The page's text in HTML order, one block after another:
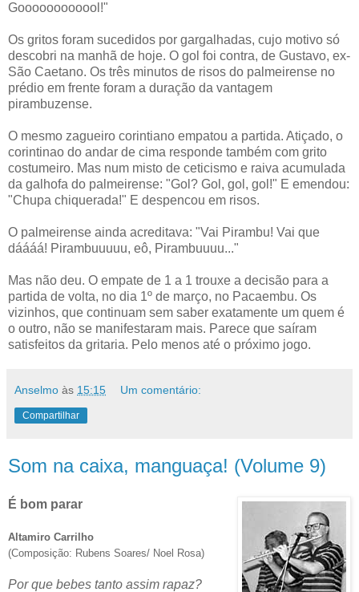
Goooooooooool!"
Os gritos foram sucedidos por gargalhadas, cujo motivo só
descobri na manhã de hoje. O gol foi contra, de Gustavo, ex-
São Caetano. Os três minutos de risos do palmeirense no
prédio em frente foram a duração da vantagem
pirambuzense.
O mesmo zagueiro corintiano empatou a partida. Atiçado, o
corintinao do andar de cima responde também com grito
costumeiro. Mas num misto de ceticismo e raiva acumulada
da galhofa do palmeirense: "Gol? Gol, gol, gol!" E emendou:
"Chupa chiquerada!" E despencou em risos.
O palmeirense ainda acreditava: "Vai Pirambu! Vai que
dáááá! Pirambuuuuu, eô, Pirambuuuu..."
Mas não deu. O empate de 1 a 1 trouxe a decisão para a
partida de volta, no dia 1º de março, no Pacaembu. Os
vizinhos, que continuam sem saber exatamente um quem é
o outro, não se manifestaram mais. Parece que saíram
satisfeitos da gritaria. Pelo menos até o próximo jogo.
Anselmo às 15:15 Um comentário:
Compartilhar
Som na caixa, manguaça! (Volume 9)
É bom parar
Altamiro Carrilho
(Composição: Rubens Soares/ Noel Rosa)
Por que bebes tanto assim rapaz?